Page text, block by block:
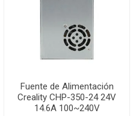
Fuente de Alimentación
Creality CHP-350-24 24V
14.6A 100~240V